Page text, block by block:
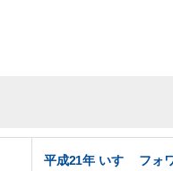
平成21年 いすゞ フォ